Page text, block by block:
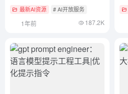
最新AI资源 # AI开放服务
1年前 187.2K